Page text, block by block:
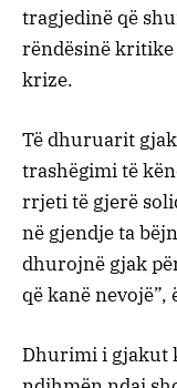
tragjedinë që
rëndësinë
krize.
Të dhuruarit gjak
trashëgimi të
rrjeti të gjerë
në gjendje ta
dhurojnë gjak
që kanë
Dhurimi i gjakut